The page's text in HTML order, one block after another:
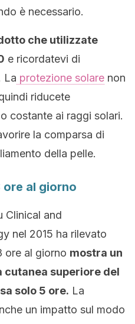
è necessario.
che utilizzate
e ricordatevi di
La protezione solare non
riducete
costante ai raggi solari.
la comparsa di
della pelle.
ore al giorno
Clinical and
nel 2015 ha rilevato
ore al giorno mostra un
superiore del
solo 5 ore. La
un impatto sul modo